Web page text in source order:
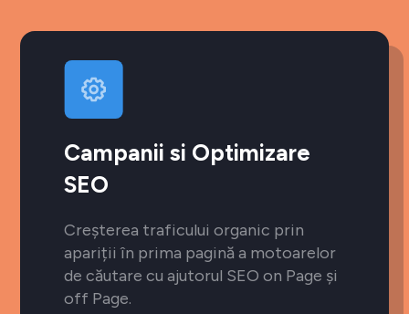
Campanii si Optimizare
SEO
Creșterea traficului organic prin
apariții în prima pagină a motoarelor
de căutare cu ajutorul SEO on Page și
off Page.